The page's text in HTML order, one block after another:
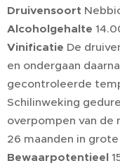
Druivensoort
Alcoholgehalte
Vinificatie De
en ondergaan
gecontroleerde
Schilinweking
overpompen van de
26 maanden in
Bewaarpotentieel